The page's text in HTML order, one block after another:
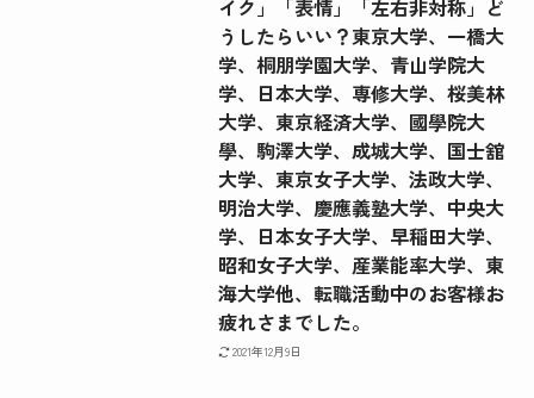
イク」「表情」「左右非対称」ど
うしたらいい？東京大学、一橋大
学、桐朋学園大学、青山学院大
学、日本大学、専修大学、桜美林
大学、東京経済大学、國學院大
學、駒澤大学、成城大学、国士舘
大学、東京女子大学、法政大学、
明治大学、慶應義塾大学、中央大
学、日本女子大学、早稲田大学、
昭和女子大学、産業能率大学、東
海大学他、転職活動中のお客様お
疲れさまでした。
2021年12月9日